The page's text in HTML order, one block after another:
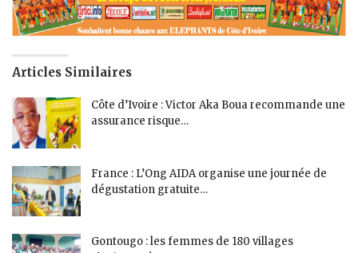
Articles Similaires
Côte d’Ivoire : Victor Aka Boua recommande une
assurance risque…
France : L’Ong AIDA organise une journée de
dégustation gratuite…
Gontougo : les femmes de 180 villages